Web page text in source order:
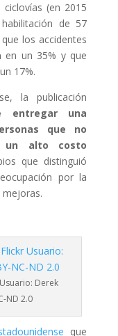
(en 2015
de 57
los accidentes
en un 35% y que
17%.
la publicación
entregar una
que no
un alto costo
que distinguió
por la
Derek
ND 2.0
que